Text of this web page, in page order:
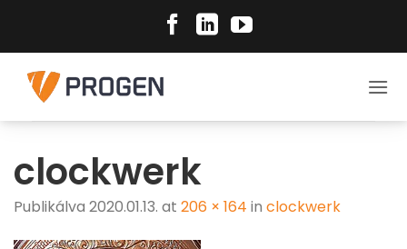
content
clockwerk
Publikálva 2020.01.13. at 206 × 164 in clockwerk